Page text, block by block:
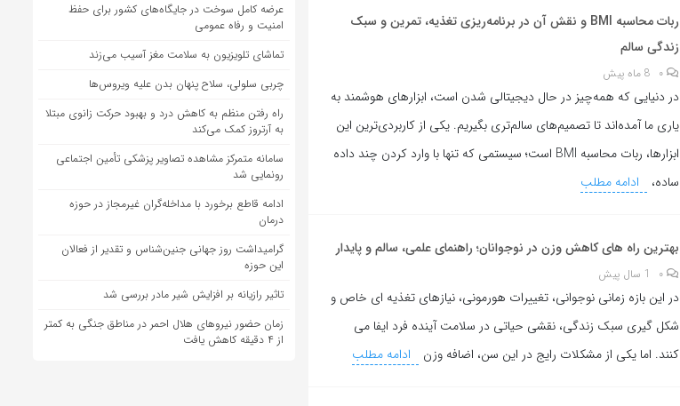
ربات محاسبه BMI و نقش آن در برنامه‌ریزی تغذیه، تمرین و سبک
زندگی سالم
۰ 8 ماه پیش
در دنیایی که همه‌چیز در حال دیجیتالی شدن است، ابزارهای هوشمند به
یاری ما آمده‌اند تا تصمیم‌های سالم‌تری بگیریم. یکی از کاربردی‌ترین این
ابزارها، ربات محاسبه BMI است؛ سیستمی که تنها با وارد کردن چند داده
ساده،
ادامه مطلب
بهترین راه های کاهش وزن در نوجوانان؛ راهنمای علمی، سالم و پایدار
۰ 1 سال پیش
در این بازه زمانی نوجوانی، تغییرات هورمونی، نیازهای تغذیه ای خاص و
شکل گیری سبک زندگی، نقشی حیاتی در سلامت آینده فرد ایفا می
کنند. اما یکی از مشکلات رایج در این سن، اضافه وزن
ادامه مطلب
عرضه کامل سوخت در جایگاه‌های کشور برای حفظ
امنیت و رفاه عمومی
تماشای تلویزیون به سلامت مغز آسیب می‌زند
چربی سلولی، سلاح پنهان بدن علیه ویروس‌ها
راه رفتن منظم به کاهش درد و بهبود حرکت زانوی مبتلا
به آرتروز کمک می‌کند
سامانه متمرکز مشاهده تصاویر پزشکی تأمین اجتماعی
رونمایی شد
ادامه قاطع برخورد با مداخله‌گران غیرمجاز در حوزه
درمان
گرامیداشت روز جهانی جنین‌شناس و تقدیر از فعالان
این حوزه
تاثیر رازیانه بر افزایش شیر مادر بررسی شد
زمان حضور نیروهای هلال احمر در مناطق جنگی به کمتر
از ۴ دقیقه کاهش یافت